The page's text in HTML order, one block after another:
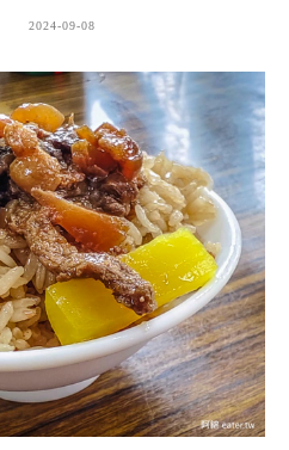
2024-09-08